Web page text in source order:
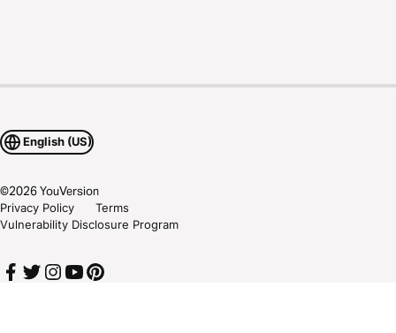
English (US)
©2026YouVersion
Privacy Policy
Terms
Vulnerability Disclosure Program